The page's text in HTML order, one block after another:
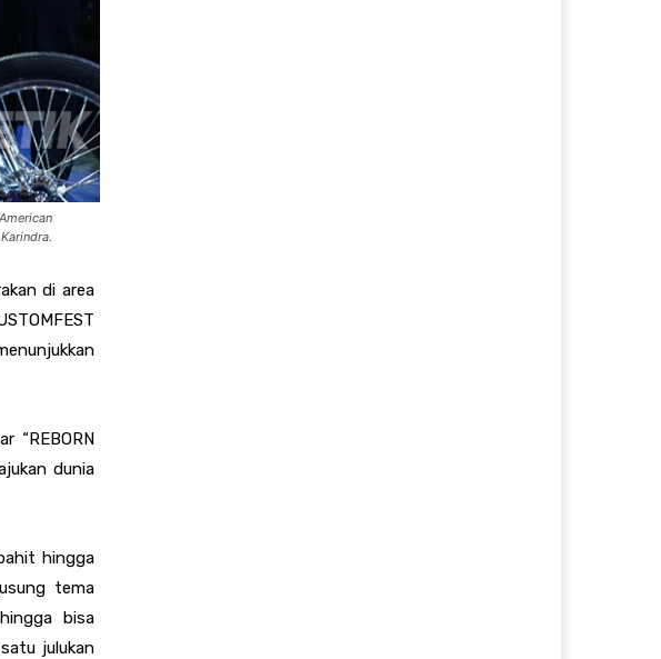
di area
“REBORN
dunia
hingga
tema
bisa
julukan